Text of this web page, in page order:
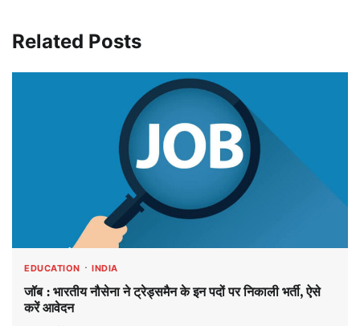
Related Posts
EDUCATION INDIA
जॉब : भारतीय नौसेना ने ट्रेड्समैन के इन पदों पर निकाली भर्ती, ऐसे
करें आवेदन